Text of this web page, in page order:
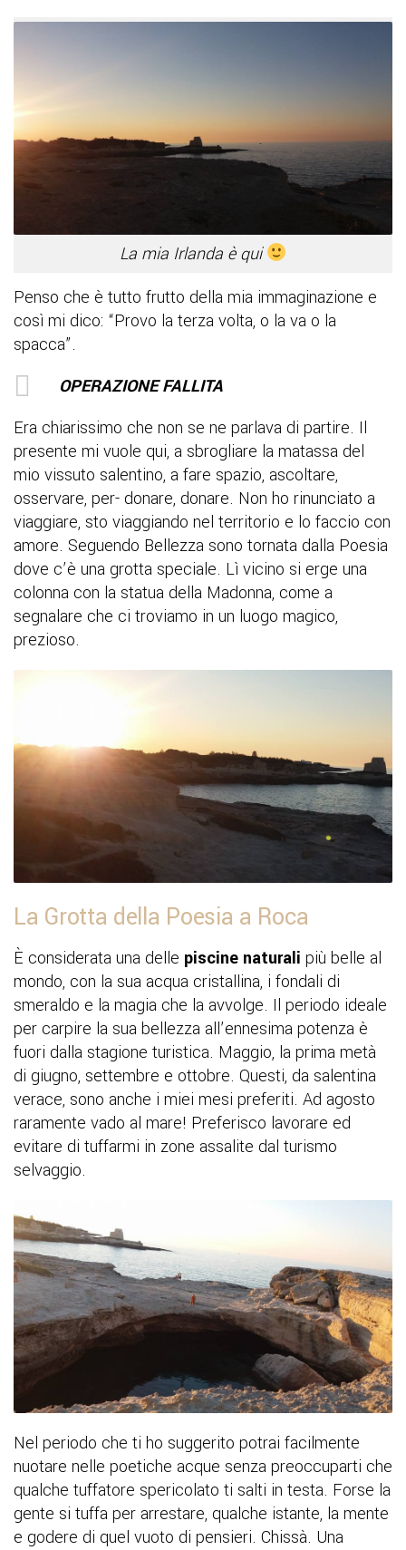
La mia Irlanda è qui
Penso che è tutto frutto della mia immaginazione e
così mi dico: “Provo la terza volta, o la va o la
spacca”.
OPERAZIONE FALLITA
Era chiarissimo che non se ne parlava di partire. Il
presente mi vuole qui, a sbrogliare la matassa del
mio vissuto salentino, a fare spazio, ascoltare,
osservare, per- donare, donare. Non ho rinunciato a
viaggiare, sto viaggiando nel territorio e lo faccio con
amore. Seguendo Bellezza sono tornata dalla Poesia
dove c’è una grotta speciale. Lì vicino si erge una
colonna con la statua della Madonna, come a
segnalare che ci troviamo in un luogo magico,
prezioso.
La Grotta della Poesia a Roca
È considerata una delle piscine naturali più belle al
mondo, con la sua acqua cristallina, i fondali di
smeraldo e la magia che la avvolge. Il periodo ideale
per carpire la sua bellezza all’ennesima potenza è
fuori dalla stagione turistica. Maggio, la prima metà
di giugno, settembre e ottobre. Questi, da salentina
verace, sono anche i miei mesi preferiti. Ad agosto
raramente vado al mare! Preferisco lavorare ed
evitare di tuffarmi in zone assalite dal turismo
selvaggio.
Nel periodo che ti ho suggerito potrai facilmente
nuotare nelle poetiche acque senza preoccuparti che
qualche tuffatore spericolato ti salti in testa. Forse la
gente si tuffa per arrestare, qualche istante, la mente
e godere di quel vuoto di pensieri. Chissà. Una